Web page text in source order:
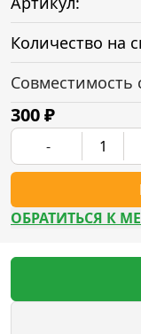
Количество на
Совместимость
300₽
-
ОБРАТИТЬСЯ К